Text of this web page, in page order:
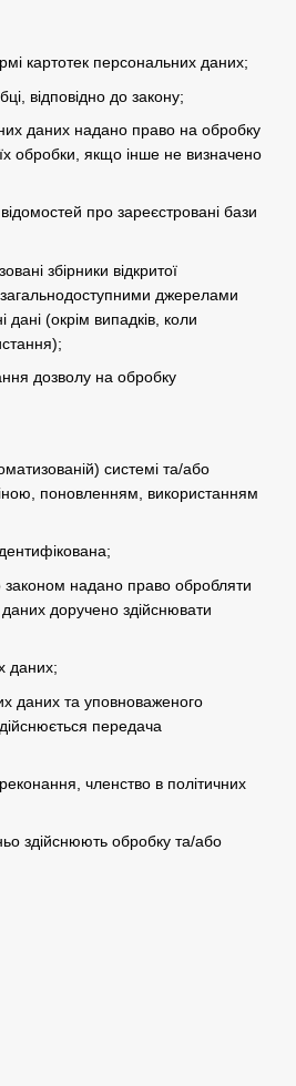
картотек персональних даних;
відповідно до закону;
даних надано право на обробку
обробки, якщо інше не визначено
про зареєстровані бази
збірники відкритої
загальнодоступними джерелами
(окрім випадків, коли
дозволу на обробку
системі та/або
поновленням, використанням
надано право обробляти
доручено здійснювати
даних;
даних та уповноваженого
передача
членство в політичних
здійснюють обробку та/або